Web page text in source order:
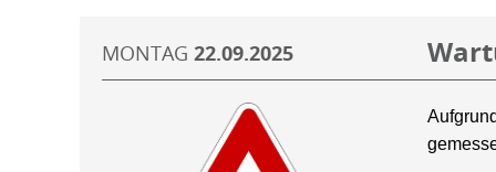
MONTAG 22.09.2025